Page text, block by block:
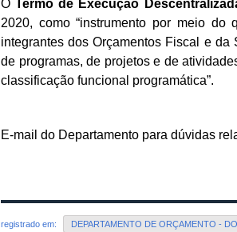
OTermo de Execução
2020, como “instrumento por meio
integrantes dos Orçamentos Fiscal e
de programas, de projetos e de
classificação funcional programática”.
E-mail do Departamento para dúvidas
registrado em: DEPARTAMENTO DE ORÇAMENTO - DO